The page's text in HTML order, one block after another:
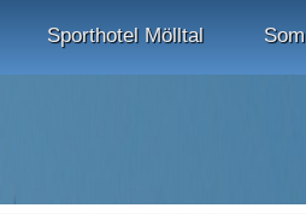
Sporthotel Mölltal